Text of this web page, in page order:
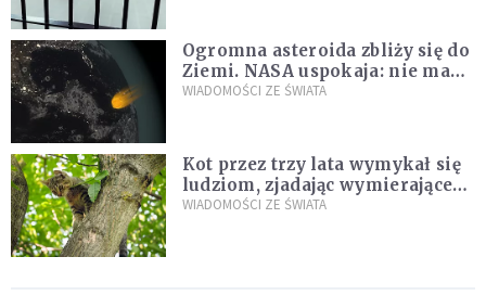
Ogromna asteroida zbliży się do
Ziemi. NASA uspokaja: nie ma
zagrożenia
WIADOMOŚCI ZE ŚWIATA
Kot przez trzy lata wymykał się
ludziom, zjadając wymierające
kaczki. W końcu popełnił
WIADOMOŚCI ZE ŚWIATA